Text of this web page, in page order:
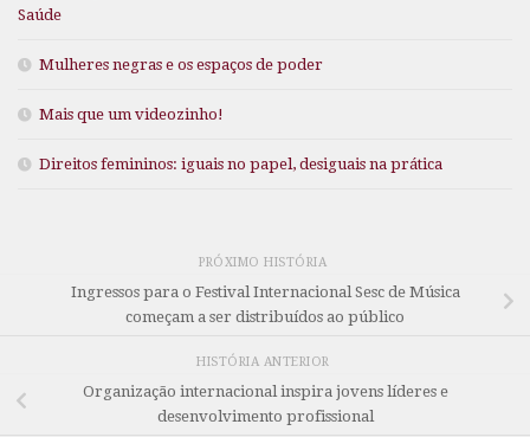
Saúde
Mulheres negras e os espaços de poder
Mais que um videozinho!
Direitos femininos: iguais no papel, desiguais na prática
PRÓXIMO HISTÓRIA
Ingressos para o Festival Internacional Sesc de Música
começam a ser distribuídos ao público
HISTÓRIA ANTERIOR
Organização internacional inspira jovens líderes e
desenvolvimento profissional